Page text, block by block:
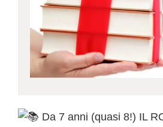
Da 7 anni (quasi 8!) IL